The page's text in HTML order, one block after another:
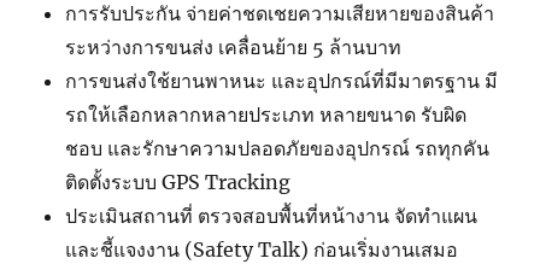
การรับประกัน จ่ายค่าชดเชยความเสียหายของสินค้า
ระหว่างการขนส่ง เคลื่อนย้าย 5 ล้านบาท
การขนส่งใช้ยานพาหนะ และอุปกรณ์ที่มีมาตรฐาน มี
รถให้เลือกหลากหลายประเภท หลายขนาด รับผิด
ชอบ และรักษาความปลอดภัยของอุปกรณ์ รถทุกคัน
ติดตั้งระบบ GPS Tracking
ประเมินสถานที่ ตรวจสอบพื้นที่หน้างาน จัดทำแผน
และชี้แจงงาน (Safety Talk) ก่อนเริ่มงานเสมอ